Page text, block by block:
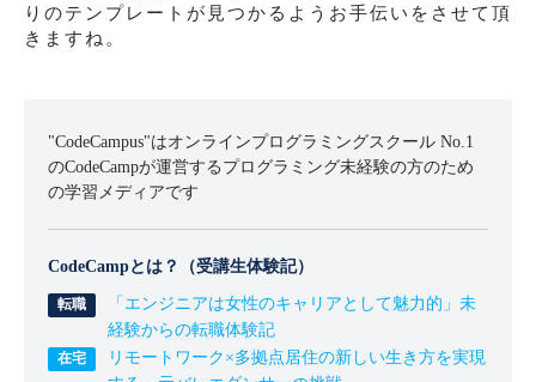
りのテンプレートが見つかるようお手伝いをさせて頂
きますね。
"CodeCampus"はオンラインプログラミングスクール No.1
のCodeCampが運営するプログラミング未経験の方のため
の学習メディアです
CodeCampとは？（受講生体験記）
「エンジニアは女性のキャリアとして魅力的」未
経験からの転職体験記
リモートワーク×多拠点居住の新しい生き方を実現